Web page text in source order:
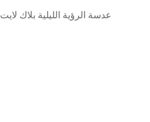
عدسة الرؤية الليلية بلاك لايت